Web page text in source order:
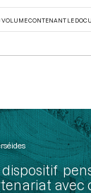
CONTENANT LE
avec